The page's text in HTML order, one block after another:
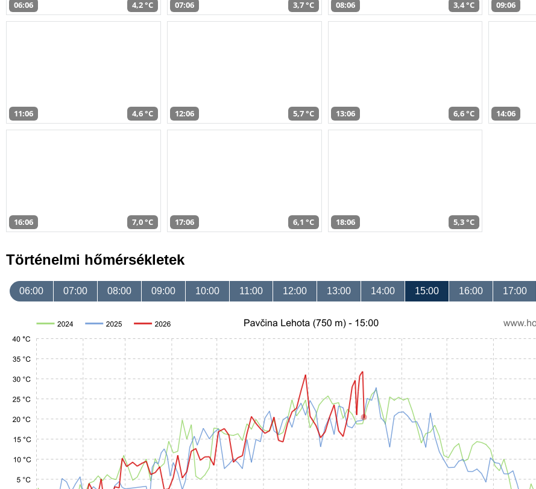
06:06 4,2 °C 07:06 3,7 °C 08:06 3,4 °C 09:06
11:06 4,6 °C 12:06 5,7 °C 13:06 6,6 °C 14:06
16:06 7,0 °C 17:06 6,1 °C 18:06 5,3 °C
Történelmi hőmérsékletek
06:00 07:00 08:00 09:00 10:00 11:00 12:00 13:00 14:00 15:00 16:00 17:00